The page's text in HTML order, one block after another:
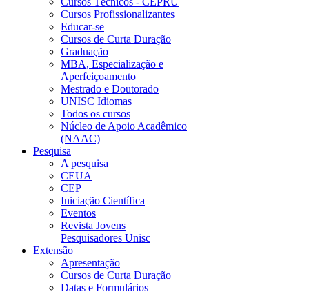
Cursos Profissionalizantes
Educar-se
Cursos de Curta Duração
Graduação
MBA, Especialização e
Aperfeiçoamento
Mestrado e Doutorado
UNISC Idiomas
Todos os cursos
Núcleo de Apoio Acadêmico
(NAAC)
Pesquisa
A pesquisa
CEUA
CEP
Iniciação Científica
Eventos
Revista Jovens
Pesquisadores Unisc
Extensão
Apresentação
Cursos de Curta Duração
Datas e Formulários